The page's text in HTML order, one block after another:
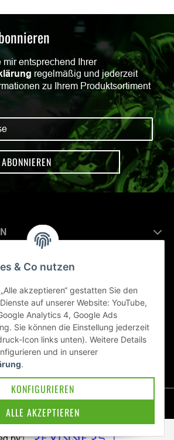
mir entsprechend Ihrer
regelmäßig und jederzeit
zu Ihrem Produktsortiment
ABONNIEREN
ÜBER
USt., zzgl.
& Co nutzen
akzeptieren“ gestatten Sie den
auf unserer Website: YouTube,
Analytics 4, Google Ads
Sie können die Einstellung jederzeit
Icon links unten). Weitere Details
und in unserer
.
ALLE AKZEPTIEREN
KONFIGURIEREN